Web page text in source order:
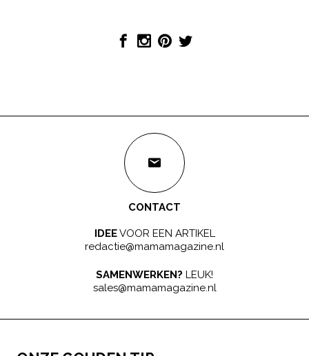
CONTACT
IDEEVOOR EEN ARTIKEL
redactie@mamamagazine.nl
SAMENWERKEN? LEUK!
sales@mamamagazine.nl